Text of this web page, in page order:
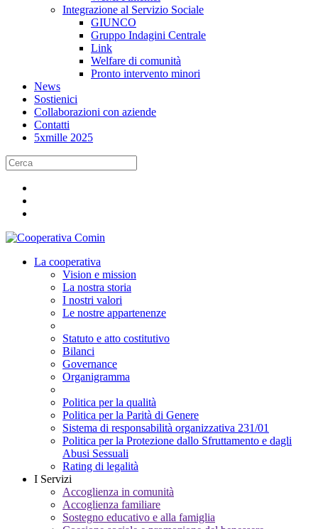
Integrazione al Servizio Sociale
GIUNCO
Gruppo Indagini Centrale
Link
Welfare di comunità
Pronto intervento minori
News
Sostienici
Collaborazioni con aziende
Contatti
5xmille 2025
La cooperativa
Vision e mission
La nostra storia
I nostri valori
Le nostre appartenenze
Statuto e atto costitutivo
Bilanci
Governance
Organigramma
Politica per la qualità
Politica per la Parità di Genere
Sistema di responsabilità organizzativa 231/01
Politica per la Protezione dallo Sfruttamento e dagli
Abusi Sessuali
Rating di legalità
I Servizi
Accoglienza in comunità
Accoglienza familiare
Sostegno educativo e alla famiglia